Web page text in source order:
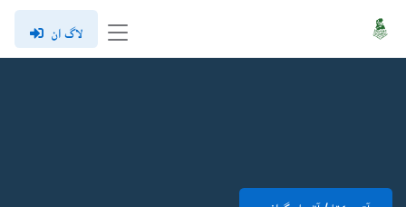
لاگ ان
آتم ڪٿا / آٽوبايوگرافي